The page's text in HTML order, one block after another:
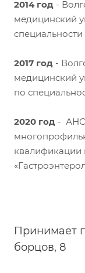
2014 год -
медицинский
специальности
2017 год -
медицинский
по
2020 год -
квалификации
Принимает
борцов, 8